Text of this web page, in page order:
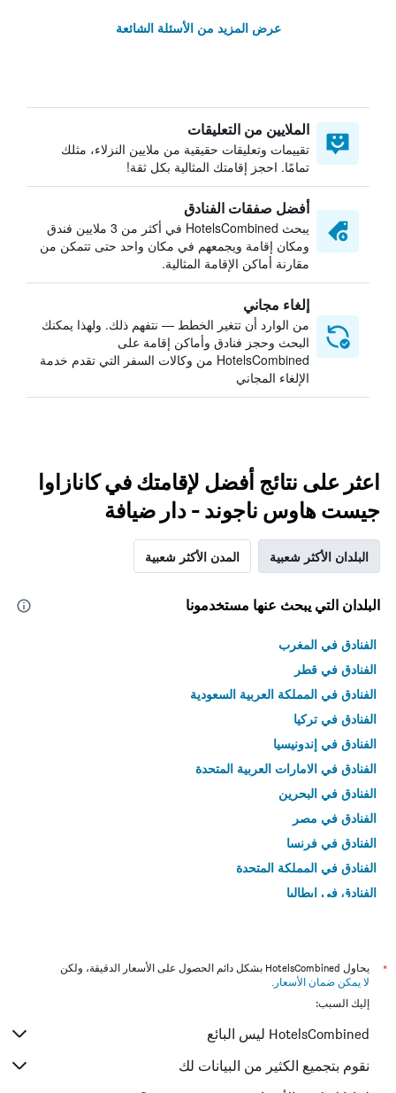
عرض المزيد من الأسئلة الشائعة
الملايين من التعليقات
تقييمات وتعليقات حقيقية من ملايين النزلاء، مثلك
تمامًا. احجز إقامتك المثالية بكل ثقة!
أفضل صفقات الفنادق
يبحث HotelsCombined في أكثر من 3 ملايين فندق
ومكان إقامة ويجمعهم في مكان واحد حتى تتمكن من
مقارنة أماكن الإقامة المثالية.
إلغاء مجاني
من الوارد أن تتغير الخطط — نتفهم ذلك. ولهذا يمكنك
البحث وحجز فنادق وأماكن إقامة على
HotelsCombined من وكالات السفر التي تقدم خدمة
الإلغاء المجاني
اعثر على نتائج أفضل لإقامتك في كانازاوا
جيست هاوس ناجوند - دار ضيافة
البلدان الأكثر شعبية المدن الأكثر شعبية
البلدان التي يبحث عنها مستخدمونا
الفنادق في المغرب
الفنادق في قطر
الفنادق في المملكة العربية السعودية
الفنادق في تركيا
الفنادق في إندونيسيا
الفنادق في الامارات العربية المتحدة
الفنادق في البحرين
الفنادق في مصر
الفنادق في فرنسا
الفنادق في المملكة المتحدة
الفنادق في إيطاليا
*
يحاول HotelsCombined بشكل دائم الحصول على الأسعار الدقيقة، ولكن
لا يمكن ضمان الأسعار .
إليك السبب:
HotelsCombined ليس البائع
نقوم بتجميع الكثير من البيانات لك